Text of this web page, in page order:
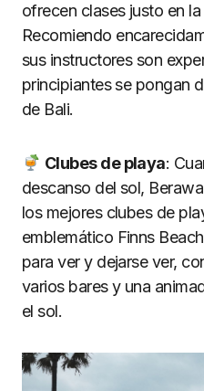
ofrecen clases justo en
Recomiendo
sus instructores son
principiantes se pongan
de Bali.
Clubes de playa:
descanso del sol,
los mejores clubes de
emblemático Finns
para ver y dejarse ver,
varios bares y una
el sol.